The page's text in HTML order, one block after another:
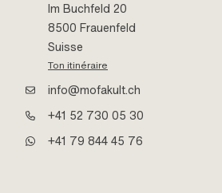
Im Buchfeld 20
8500 Frauenfeld
Suisse
Ton itinéraire
info@mofakult.ch
+41 52 730 05 30
+41 79 844 45 76